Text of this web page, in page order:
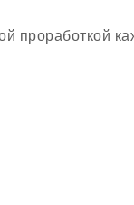
проработкой